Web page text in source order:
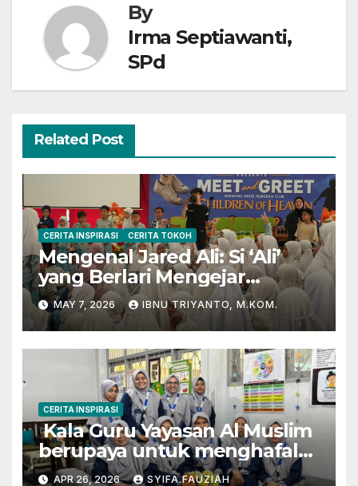
By
Irma Septiawanti,
SPd
Related Post
CERITA INSPIRASI CERITA TOKOH
Mengenal Jared Ali: Si ‘Ali’
yang Berlari Mengejar
Prestasi di Dunia Film dan
Akademik
MAY 7, 2026 IBNU TRIYANTO, M.KOM.
CERITA INSPIRASI
Kala Guru Yayasan Al Muslim
berupaya untuk menghafal
Al-Qur’an
APR 26, 2026 SYIFA.FAUZIAH